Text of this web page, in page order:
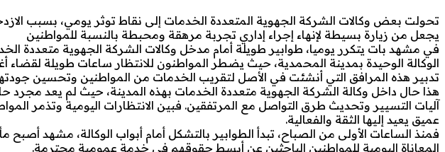
تحولت بعض وكالات الشركة الجهوية المتعددة الخدمات إلى نقاط توثر يومي، بسبب
يجعل من زيارة بسيطة لإنهاء إجراء إداري تجربة مرهقة ومحبطة بالنسبة للمواطنين
في مشهد بات يتكرر يوميا، طوابير طويلة أمام مدخل وكالات الشركة الجهوية متعددة
الوكالة الوحيدة بمدينة المحمدية، حيث يضطر المواطنون للانتظار ساعات طويلة
تدبير هذه المرافق التي أنشئت في الأصل لتقريب الخدمات من المواطنين وتحسين
هذا حال داخل وكالة الشركة الجهوية متعددة الخدمات بهذه المدينة، حيث لم يعد
آليات التسيير وتحديث طرق التواصل مع المرتفقين. فبين الانتظارات اليومية وتذمر
عميق يعيد إليها الثقة والفعالية.
فمنذ الساعات الأولى من الصباح، تبدأ الطوابير بالتشكل أمام أبواب الوكالة، مشهد أصبح
المعاناة اليومية للمواطنين الباحثين عن أبسط حقوقهم في خدمة عمومية محترمة.